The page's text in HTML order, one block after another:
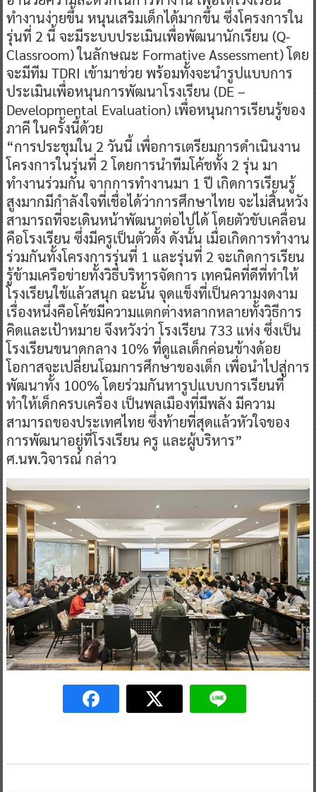
ทำงานง่ายขึ้น หนุนเสริมเด็กได้มากขึ้น ซึ่งโครงการใน
รุ่นที่ 2 นี้ จะมีระบบประเมินเพื่อพัฒนานักเรียน (Q-
Classroom) ในลักษณะ Formative Assessment) โดย
จะมีทีม TDRI เข้ามาช่วย พร้อมทั้งจะนำรูปแบบการ
ประเมินเพื่อหนุนการพัฒนาโรงเรียน (DE –
Developmental Evaluation) เพื่อหนุนการเรียนรู้ของ
ภาคี ในครั้งนี้ด้วย
“การประชุมใน 2 วันนี้ เพื่อการเตรียมการดำเนินงาน
โครงการในรุ่นที่ 2 โดยการนำทีมโค้ชทั้ง 2 รุ่น มา
ทำงานร่วมกัน จากการทำงานมา 1 ปี เกิดการเรียนรู้
สูงมากมีกำลังใจที่เชื่อได้ว่าการศึกษาไทย จะไม่สิ้นหวัง
สามารถที่จะเดินหน้าพัฒนาต่อไปได้ โดยตัวขับเคลื่อน
คือโรงเรียน ซึ่งมีครูเป็นตัวตั้ง ดังนั้น เมื่อเกิดการทำงาน
ร่วมกันทั้งโครงการรุ่นที่ 1 และรุ่นที่ 2 จะเกิดการเรียน
รู้ข้ามเครือข่ายทั้งวิธีบริหารจัดการ เทคนิคที่ดีที่ทำให้
โรงเรียนใช้แล้วสนุก ฉะนั้น จุดแข็งที่เป็นความงดงาม
เรื่องหนึ่งคือโค้ชมีความแตกต่างหลากหลายทั้งวิธีการ
คิดและเป้าหมาย จึงหวังว่า โรงเรียน 733 แห่ง ซึ่งเป็น
โรงเรียนขนาดกลาง 10% ที่ดูแลเด็กค่อนข้างด้อย
โอกาสจะเปลี่ยนโฉมการศึกษาของเด็ก เพื่อนำไปสู่การ
พัฒนาทั้ง 100% โดยร่วมกันหารูปแบบการเรียนที่
ทำให้เด็กครบเครื่อง เป็นพลเมืองที่มีพลัง มีความ
สามารถของประเทศไทย ซึ่งท้ายที่สุดแล้วหัวใจของ
การพัฒนาอยู่ที่โรงเรียน ครู และผู้บริหาร”
ศ.นพ.วิจารณ์ กล่าว